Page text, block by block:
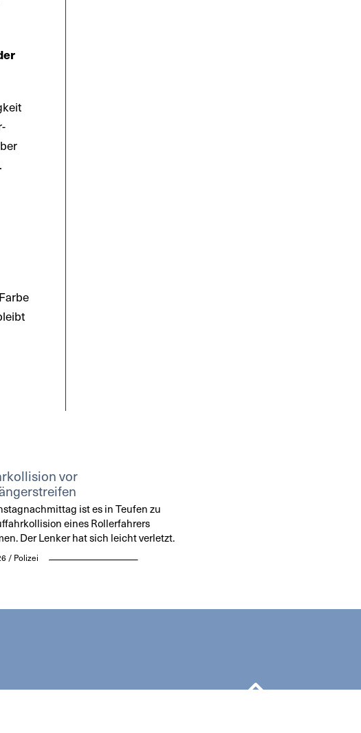
vor
ist es in Teufen zu
eines Rollerfahrers
Der Lenker hat sich leicht verletzt.
/ Polizei
INSERIEREN NEWSLETTER